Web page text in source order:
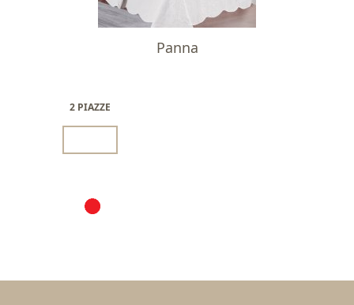
Panna
2 PIAZZE